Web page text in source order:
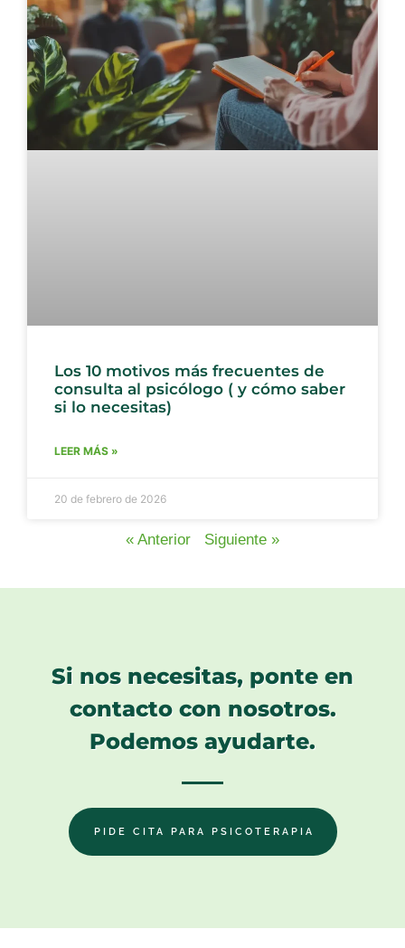
Los 10 motivos más frecuentes de
consulta al psicólogo ( y cómo saber
si lo necesitas)
LEER MÁS »
20 de febrero de 2026
« Anterior Siguiente »
Si nos necesitas, ponte en
contacto con nosotros.
Podemos ayudarte.
PIDE CITA PARA PSICOTERAPIA